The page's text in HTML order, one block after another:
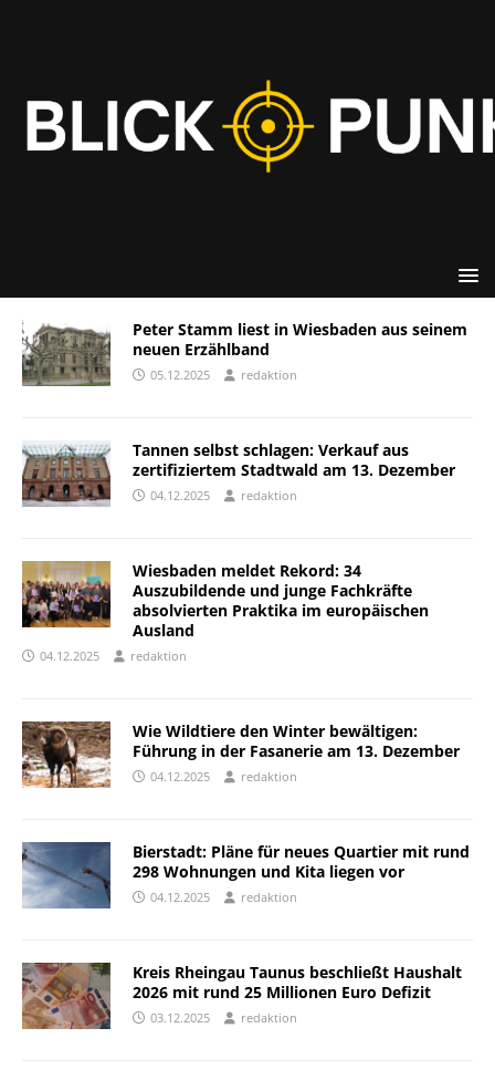
Peter Stamm liest in Wiesbaden aus seinem
neuen Erzählband
05.12.2025 redaktion
Tannen selbst schlagen: Verkauf aus
zertifiziertem Stadtwald am 13. Dezember
04.12.2025 redaktion
Wiesbaden meldet Rekord: 34
Auszubildende und junge Fachkräfte
absolvierten Praktika im europäischen
Ausland
04.12.2025 redaktion
Wie Wildtiere den Winter bewältigen:
Führung in der Fasanerie am 13. Dezember
04.12.2025 redaktion
Bierstadt: Pläne für neues Quartier mit rund
298 Wohnungen und Kita liegen vor
04.12.2025 redaktion
Kreis Rheingau Taunus beschließt Haushalt
2026 mit rund 25 Millionen Euro Defizit
03.12.2025 redaktion